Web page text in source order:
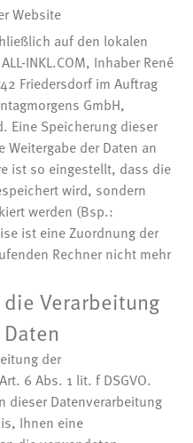
Website
auf den lokalen
INKL.COM, Inhaber René
Friedersdorf im Auftrag
GmbH,
Eine Speicherung dieser
der Daten an
ist so eingestellt, dass die
wird, sondern
werden (Bsp.:
ist eine Zuordnung der
Rechner nicht mehr
Verarbeitung
der
6 Abs. 1 lit. f DSGVO.
dieser Datenverarbeitung
Ihnen eine